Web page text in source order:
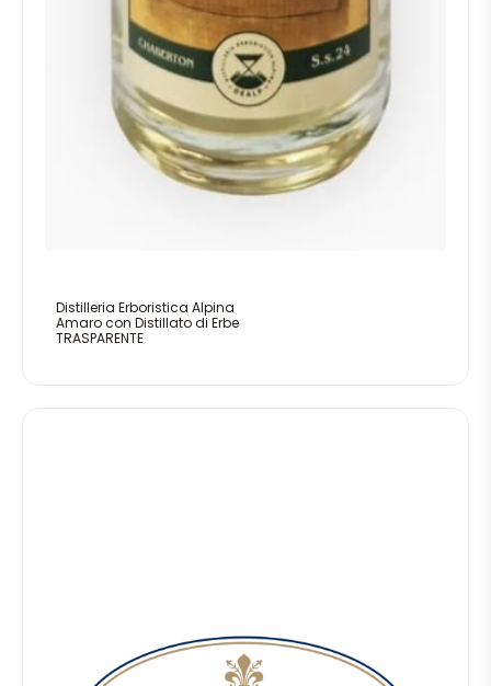
Distilleria Erboristica Alpina
Amaro con Distillato di Erbe
TRASPARENTE